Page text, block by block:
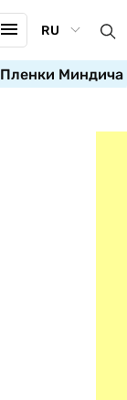
RU
Пленки Миндича